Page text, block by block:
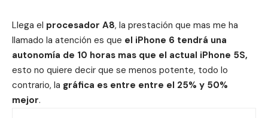
Llega el procesador A8, la prestación que mas me ha
llamado la atención es que el iPhone 6 tendrá una
autonomía de 10 horas mas que el actual iPhone 5S,
esto no quiere decir que se menos potente, todo lo
contrario, la gráfica es entre entre el 25% y 50%
mejor.